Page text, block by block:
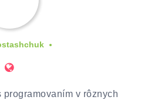
v rôznych